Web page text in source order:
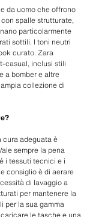
da uomo che offrono
spalle strutturate,
particolarmente
sottili. I toni neutri
curato. Zara
casual, inclusi stili
a bomber e altre
collezione di
cura adeguata è
sempre la pena
i tessuti tecnici e i
consiglio è di aerare
di lavaggio a
per mantenere la
per la sua gamma
le tasche e una